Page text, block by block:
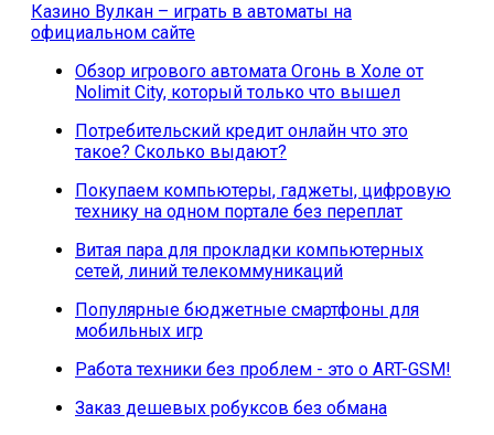
Казино Вулкан – играть в автоматы на
официальном сайте
Обзор игрового автомата Огонь в Холе от
Nolimit City, который только что вышел
Потребительский кредит онлайн что это
такое? Сколько выдают?
Покупаем компьютеры, гаджеты, цифровую
технику на одном портале без переплат
Витая пара для прокладки компьютерных
сетей, линий телекоммуникаций
Популярные бюджетные смартфоны для
мобильных игр
Работа техники без проблем - это о ART-GSM!
Заказ дешевых робуксов без обмана